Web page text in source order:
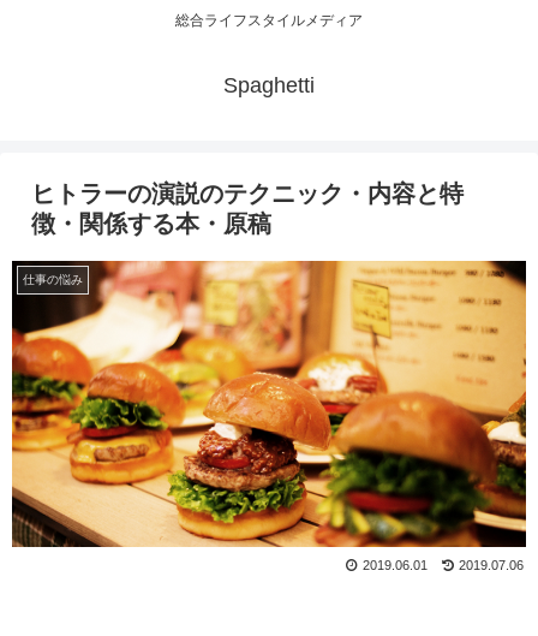
総合ライフスタイルメディア
Spaghetti
ヒトラーの演説のテクニック・内容と特
徴・関係する本・原稿
仕事の悩み
2019.07.06
2019.06.01